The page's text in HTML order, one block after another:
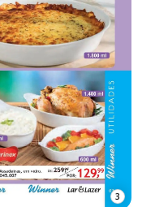
3